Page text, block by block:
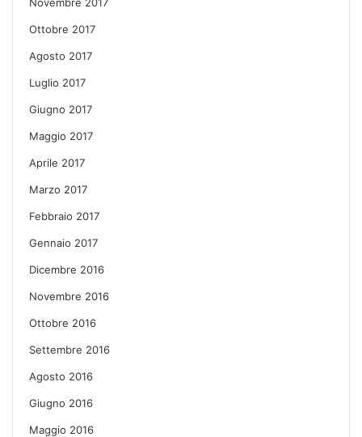
Ottobre 2017
Agosto 2017
Luglio 2017
Giugno 2017
Maggio 2017
Aprile 2017
Marzo 2017
Febbraio 2017
Gennaio 2017
Dicembre 2016
Novembre 2016
Ottobre 2016
Settembre 2016
Agosto 2016
Giugno 2016
Maggio 2016